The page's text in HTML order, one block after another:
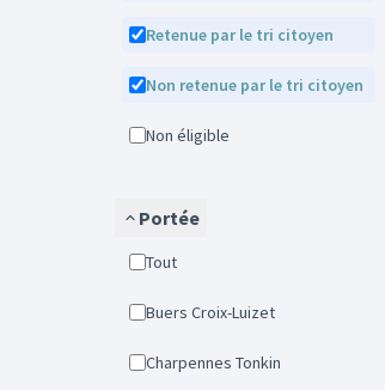
Retenue par le tri citoyen
Non retenue par le tri citoyen
Non éligible
Portée
Tout
Buers Croix-Luizet
Charpennes Tonkin